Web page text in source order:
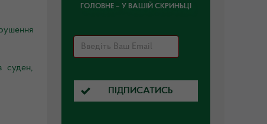
суден,
ГОЛОВНЕ – У ВАШІЙ СКРИНЬЦІ
ПІДПИСАТИСЬ